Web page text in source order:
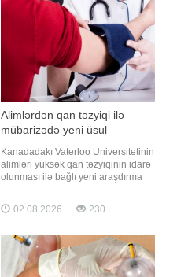
İnsanların insult zamanı ə
Alimlərdən qan təzyiqi ilə
mübarizədə yeni üsul
Kanadadakı Vaterloo Universitetinin
alimləri yüksək qan təzyiqinin idarə
olunması ilə bağlı yeni araşdırma
nəticələrinə görə, yalnız duzun
(natriumun) qəbulunu azaltmaq
kaliumun miqdarını artırmaq da qan
təzyiqinin aşağı salınmasın
02.08.2026 230